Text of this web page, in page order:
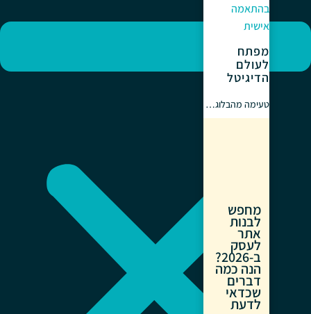
בהתאמה
אישית
מפתח
לעולם
הדיגיטל
טעימה מהבלוג…
מחפש
לבנות
אתר
לעסק
ב-2026?
הנה כמה
דברים
שכדאי
לדעת